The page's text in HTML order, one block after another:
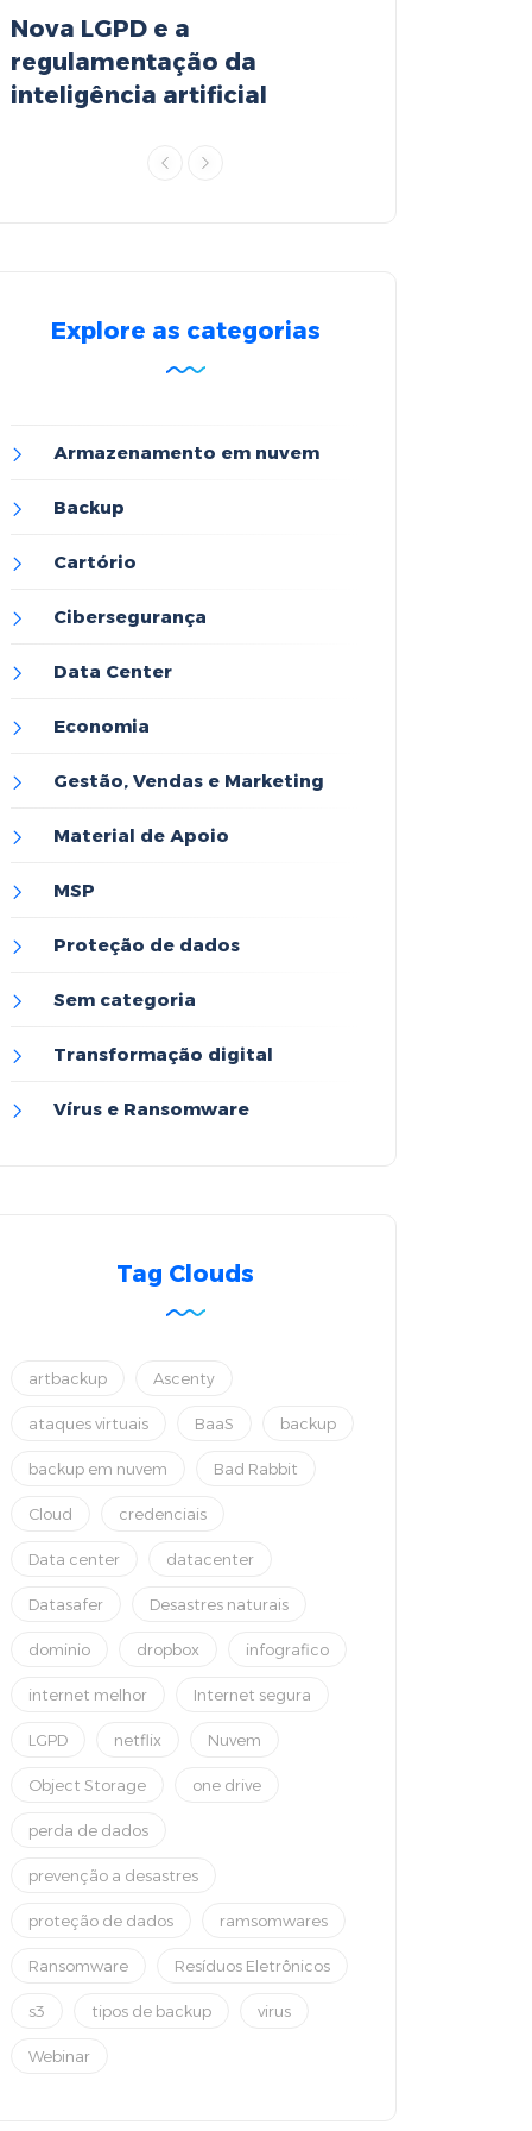
Nova LGPD e a
regulamentação da
inteligência artificial
Explore as categorias
Armazenamento em nuvem
Backup
Cartório
Cibersegurança
Data Center
Economia
Gestão, Vendas e Marketing
Material de Apoio
MSP
Proteção de dados
Sem categoria
Transformação digital
Vírus e Ransomware
Tag Clouds
artbackup Ascenty
ataques virtuais BaaS backup
backup em nuvem Bad Rabbit
Cloud credenciais
Data center datacenter
Datasafer Desastres naturais
dominio dropbox infografico
internet melhor Internet segura
LGPD netflix Nuvem
Object Storage one drive
perda de dados
prevenção a desastres
proteção de dados ramsomwares
Ransomware Resíduos Eletrônicos
s3 tipos de backup virus
Webinar